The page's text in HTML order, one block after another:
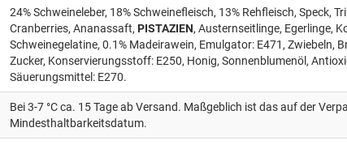
24% Schweineleber, 18% Schweinefleisch, 13% Rehfleisch, Speck,
Cranberries, Ananassaft, PISTAZIEN, Austernseitlinge, Egerlinge,
Schweinegelatine, 0.1% Madeirawein, Emulgator: E471, Zwiebeln,
Zucker, Konservierungsstoff: E250, Honig, Sonnenblumenöl,
Säuerungsmittel: E270.
Bei 3-7 °C ca. 15 Tage ab Versand. Maßgeblich ist das auf der
Mindesthaltbarkeitsdatum.